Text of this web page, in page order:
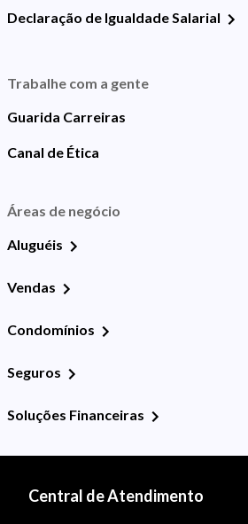
Declaração de Igualdade Salarial
Trabalhe com a gente
Guarida Carreiras
Canal de Ética
Áreas de negócio
Aluguéis
Vendas
Condomínios
Seguros
Soluções Financeiras
Central de Atendimento